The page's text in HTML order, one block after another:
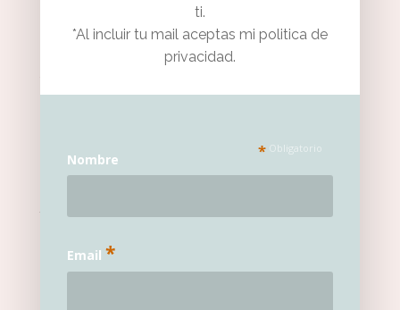
Atención al cliente
+34 676 988 900
28027 Madrid
ti.
*Al incluir tu mail aceptas mi politica de
privacidad.
* Obligatorio
Nombre
Email *